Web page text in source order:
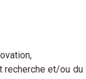
et/ou